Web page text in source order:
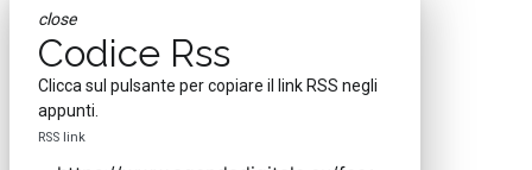
close
Codice Rss
Clicca sul pulsante per copiare il link RSS negli
appunti.
RSS link